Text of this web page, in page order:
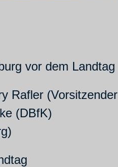
vor dem Landtag
Rafler (Vorsitzender
(DBfK)